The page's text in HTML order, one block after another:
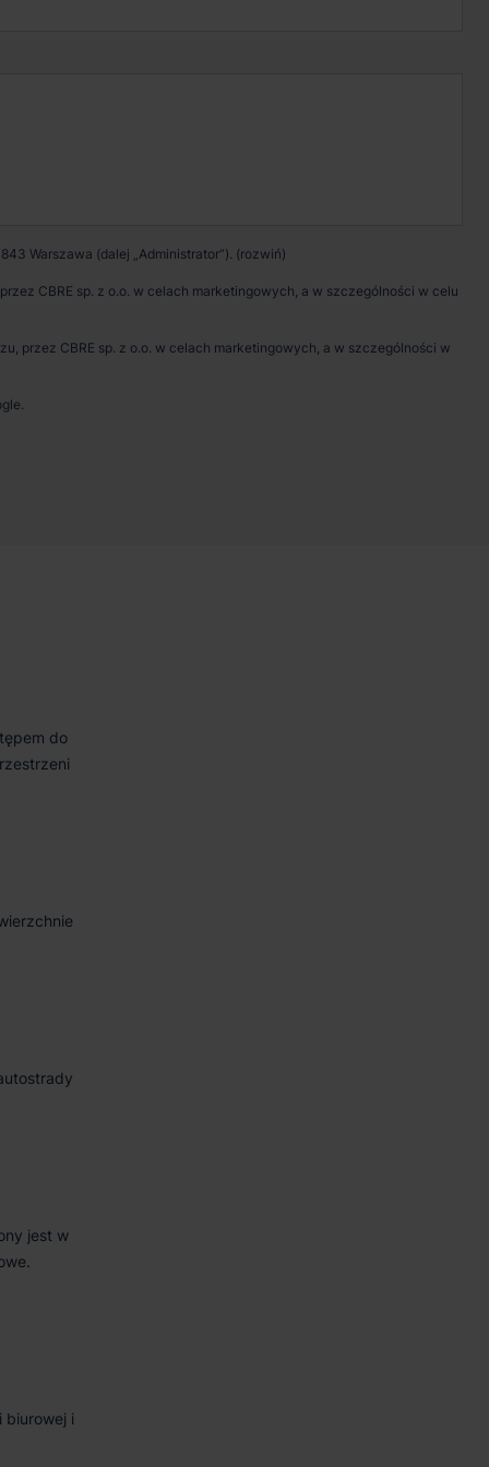
Wypełnij formularz
do
jest w
biurowej i
Warszawa (dalej „Administrator”).
CBRE sp. z o.o. w celach marketingowych, a w szczególności w celu
przez CBRE sp. z o.o. w celach marketingowych, a w szczególności w